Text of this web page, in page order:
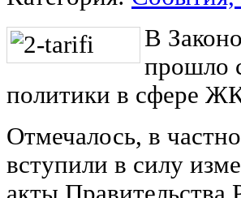
В
прошло
политики в сфере
Отмечалось, в
вступили в силу